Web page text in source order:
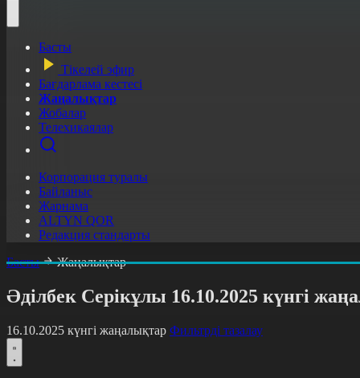
Басты
Тікелей эфир
Бағдарлама кестесі
Жаңалықтар
Жобалар
Телехикаялар
Корпорация туралы
Байланыс
Жарнама
ALTYN QOR
Редакция стандарты
Басты
Жаңалықтар
Әділбек Серікұлы 16.10.2025 күнгі
16.10.2025 күнгі жаңалықтар Фильтрді тазалау